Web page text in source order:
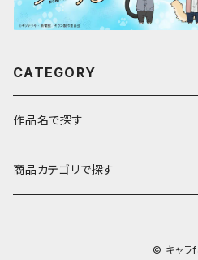
CATEGORY
作品名で探す
ア行
商品カテゴリで探す
© キャラ